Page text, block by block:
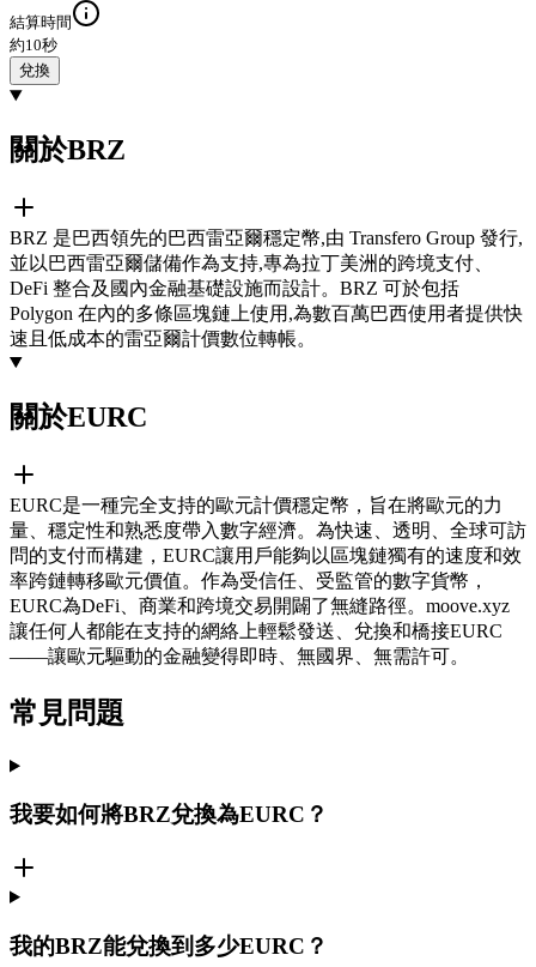
結算時間
約10秒
兌換
關於BRZ
BRZ 是巴西領先的巴西雷亞爾穩定幣,由 Transfero Group 發行,
並以巴西雷亞爾儲備作為支持,專為拉丁美洲的跨境支付、
DeFi 整合及國內金融基礎設施而設計。BRZ 可於包括
Polygon 在內的多條區塊鏈上使用,為數百萬巴西使用者提供快
速且低成本的雷亞爾計價數位轉帳。
關於EURC
EURC是一種完全支持的歐元計價穩定幣，旨在將歐元的力
量、穩定性和熟悉度帶入數字經濟。為快速、透明、全球可訪
問的支付而構建，EURC讓用戶能夠以區塊鏈獨有的速度和效
率跨鏈轉移歐元價值。作為受信任、受監管的數字貨幣，
EURC為DeFi、商業和跨境交易開闢了無縫路徑。moove.xyz
讓任何人都能在支持的網絡上輕鬆發送、兌換和橋接EURC
——讓歐元驅動的金融變得即時、無國界、無需許可。
常見問題
我要如何將BRZ兌換為EURC？
我的BRZ能兌換到多少EURC？